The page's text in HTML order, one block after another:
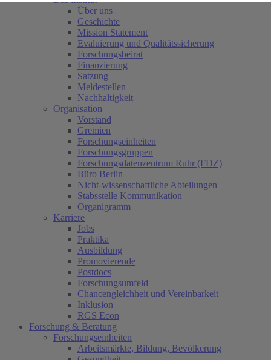
Über uns
Geschichte
Mission Statement
Evaluierung und Qualitätssicherung
Forschungsbeirat
Finanzierung
Satzung
Meldestellen
Nachhaltigkeit
Organisation
Vorstand
Gremien
Forschungseinheiten
Forschungsgruppen
Forschungsdatenzentrum Ruhr (FDZ)
Büro Berlin
Nicht-wissenschaftliche Abteilungen
Stabsstelle Kommunikation
Organigramm
Karriere
Jobs
Praktika
Ausbildung
Promovierende
Postdocs
Forschungsumfeld
Chancengleichheit und Vereinbarkeit
Inklusion
RGS Econ
Forschung & Beratung
Forschungseinheiten
Arbeitsmärkte, Bildung, Bevölkerung